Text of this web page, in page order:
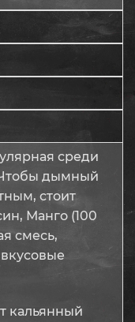
среди
дымный
стоит
Манго (100
смесь,
кальянный